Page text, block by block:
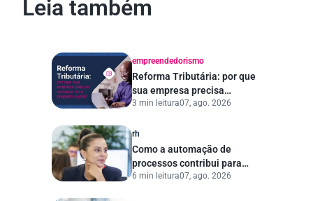
Leia também
empreendedorismo
Reforma Tributária: por que
sua empresa precisa
começar a se preparar
3 min leitura07, ago. 2026
rh
Como a automação de
processos contribui para
uma gestão pública mais
6 min leitura07, ago. 2026